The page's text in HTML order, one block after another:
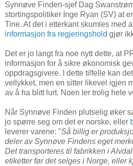
Synnøve Finden-sjef Dag
stortingspolitiker Inge Ryan (SV) at
Tine. At det i etterkant skumles med
informasjon fra regjeringshold gjør
Det er jo langt fra noe nytt dette, at
informasjon for å sikre økonomisk
oppdragsgivere. I dette tilfelle kan
vellykket, men en sitter likevel igjen
av å ha blitt lurt. Noen ler trolig hele
Når Synnøve Finden plutselig øker
jo spørre seg om det er norske, eller
leverer varene: "Så billig er
deler av Synnøve Findens eget
Det transporteres til fabrikken i
etiketter før det selges i Norge, eller